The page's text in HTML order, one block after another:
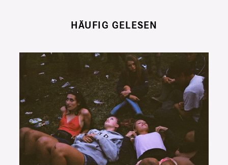
HÄUFIG GELESEN